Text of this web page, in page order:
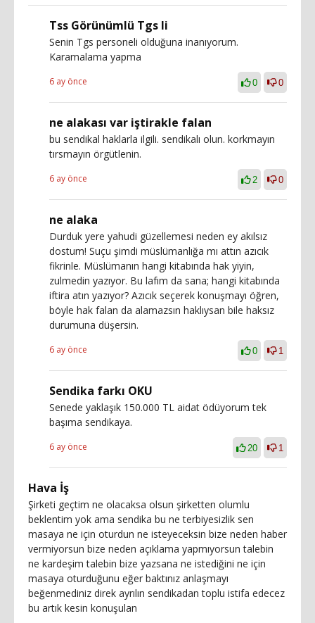
Tss Görünümlü Tgs li
Senin Tgs personeli olduğuna inanıyorum.
Karamalama yapma
6 ay önce 0 0
ne alakası var iştirakle falan
bu sendikal haklarla ilgili. sendikalı olun. korkmayın
tırsmayın örgütlenin.
6 ay önce 2 0
ne alaka
Durduk yere yahudi güzellemesi neden ey akılsız
dostum! Suçu şimdi müslümanlığa mı attın azıcık
fikrinle. Müslümanın hangi kitabında hak yiyin,
zulmedin yazıyor. Bu lafım da sana; hangi kitabında
iftira atın yazıyor? Azıcık seçerek konuşmayı öğren,
böyle hak falan da alamazsın haklıysan bile haksız
durumuna düşersin.
6 ay önce 0 1
Sendika farkı OKU
Senede yaklaşık 150.000 TL aidat ödüyorum tek
başıma sendikaya.
6 ay önce 20 1
Hava İş
Şirketi geçtim ne olacaksa olsun şirketten olumlu
beklentim yok ama sendika bu ne terbiyesizlik sen
masaya ne için oturdun ne isteyeceksin bize neden haber
vermiyorsun bize neden açıklama yapmıyorsun talebin
ne kardeşim talebin bize yazsana ne istediğini ne için
masaya oturduğunu eğer baktınız anlaşmayı
beğenmediniz direk ayrılın sendikadan toplu istifa edecez
bu artık kesin konuşulan